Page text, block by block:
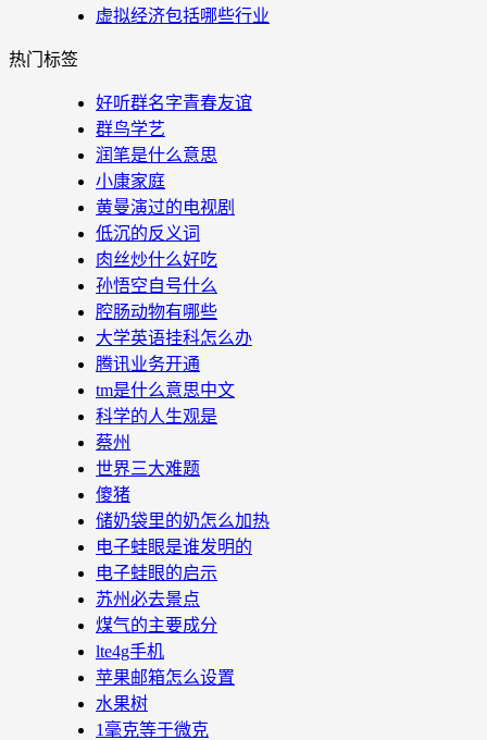
虚拟经济包括哪些行业
热门标签
好听群名字青春友谊
群鸟学艺
润笔是什么意思
小康家庭
黄曼演过的电视剧
低沉的反义词
肉丝炒什么好吃
孙悟空自号什么
腔肠动物有哪些
大学英语挂科怎么办
腾讯业务开通
tm是什么意思中文
科学的人生观是
蔡州
世界三大难题
傻猪
储奶袋里的奶怎么加热
电子蛙眼是谁发明的
电子蛙眼的启示
苏州必去景点
煤气的主要成分
lte4g手机
苹果邮箱怎么设置
水果树
1毫克等于微克